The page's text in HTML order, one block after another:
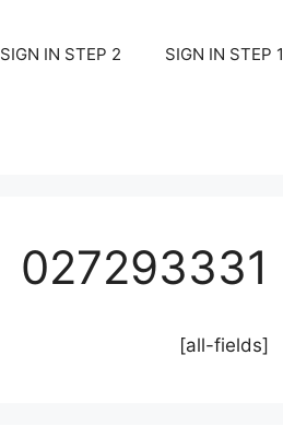
SIGN IN STEP 1
SIGN IN STEP 2
027293331
[all-fields]